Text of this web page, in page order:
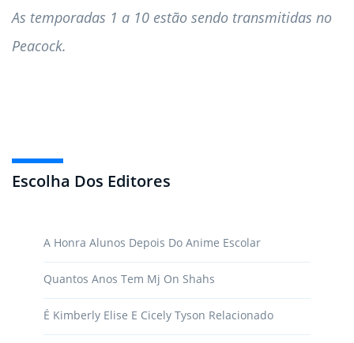
Escolha Dos Editores
A Honra Alunos Depois Do Anime Escolar
Quantos Anos Tem Mj On Shahs
É Kimberly Elise E Cicely Tyson Relacionado
As temporadas 1 a 10 estão sendo transmitidas no
Peacock.